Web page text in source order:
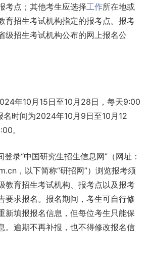
考点；其他考生应选择工作所在地或
育招生考试机构指定的报考点。报考
级招生考试机构公布的网上报名公
年10月15日至10月28日，每天9:00
时间为2024年10月9日至10月12
。
录“中国研究生招生信息网”（网址：
，以下简称“研招网”）浏览报考须
教育招生考试机构、报考点以及报考
要求报名。报名期间，考生可自行修
新填报报名信息，但每位考生只能保
。逾期不再补报，也不得修改报名信